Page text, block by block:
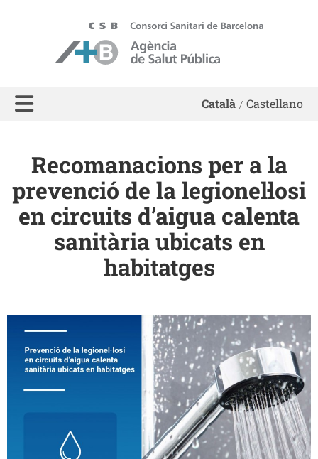
ASPB - Agència de Salut Pública de Barcelona
Català Castellano
Recomanacions per a la
prevenció de la legionel·losi
en circuits d’aigua calenta
sanitària ubicats en
habitatges